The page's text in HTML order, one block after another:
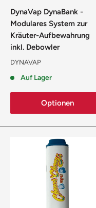
DynaVap DynaBank -
Modulares System zur
Kräuter-Aufbewahrung
inkl. Debowler
DYNAVAP
Auf Lager
Optionen